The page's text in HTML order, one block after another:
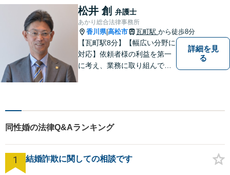
皆様にとって最善の解決を模
索します。まずはお気軽にご
相談ください。
松井 創 弁護士
あかり総合法律事務所
香川県|高松市 瓦町駅 から徒歩8分
【瓦町駅8分】【幅広い分野に
対応】依頼者様の利益を第一
に考え、業務に取り組んでお
事件・交通事故・不動産問題
など幅広く対応。即日対応も
可能。まずはお気軽にご相談
ください。
詳細を見
る
同性婚の法律Q&Aランキング
1 結婚詐欺に関しての相談です